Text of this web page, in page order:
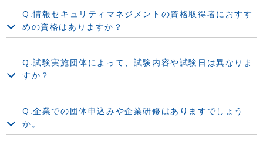
Q.情報セキュリティマネジメントの資格取得者におすす
めの資格はありますか？
Q.試験実施団体によって、試験内容や試験日は異なりま
すか？
Q.企業での団体申込みや企業研修はありますでしょう
か。